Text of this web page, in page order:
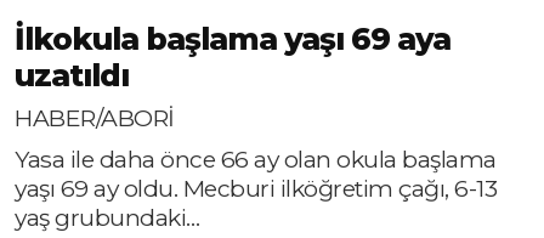
İlkokula başlama yaşı 69 aya
uzatıldı
HABER/ABORİ
Yasa ile daha önce 66 ay olan okula başlama
yaşı 69 ay oldu. Mecburi ilköğretim çağı, 6-13
yaş grubundaki…